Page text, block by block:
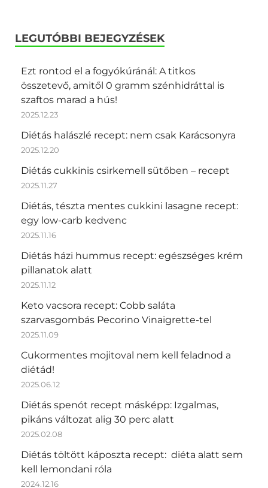
LEGUTÓBBI BEJEGYZÉSEK
Ezt rontod el a fogyókúránál: A titkos
összetevő, amitől 0 gramm szénhidráttal is
szaftos marad a hús!
2025.12.23
Diétás halászlé recept: nem csak Karácsonyra
2025.12.20
Diétás cukkinis csirkemell sütőben – recept
2025.11.27
Diétás, tészta mentes cukkini lasagne recept:
egy low-carb kedvenc
2025.11.16
Diétás házi hummus recept: egészséges krém
pillanatok alatt
2025.11.12
Keto vacsora recept: Cobb saláta
szarvasgombás Pecorino Vinaigrette-tel
2025.11.09
Cukormentes mojitoval nem kell feladnod a
diétád!
2025.06.12
Diétás spenót recept másképp: Izgalmas,
pikáns változat alig 30 perc alatt
2025.02.08
Diétás töltött káposzta recept: diéta alatt sem
kell lemondani róla
2024.12.16